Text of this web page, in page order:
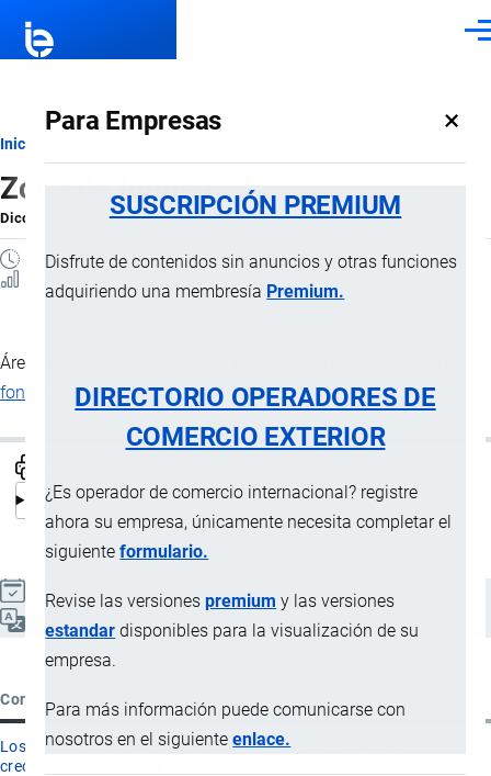
Para Empresas ×
SUSCRIPCIÓN PREMIUM
Disfrute de contenidos sin anuncios y otras funciones
adquiriendo una membresía Premium.
DIRECTORIO OPERADORES DE
COMERCIO EXTERIOR
¿Es operador de comercio internacional? registre
ahora su empresa, únicamente necesita completar el
siguienteformulario.
Revise las versionespremium y las versiones
estandar disponibles para la visualización de su
empresa.
Para más información puede comunicarse con
nosotros en el siguienteenlace.
Ruta
de
navegación
Inicio
Zona de fondeo
Diccionario porImportaciones …, 8 Septiembre, 2024
1 MINUTO
Área acuática establecida por la autoridad marítima para el
fondeo
de las naves.
Actualizado el 9 Septiembre, 2024
Español
Contenido reciente
Los 8 proyectos mineros más importantes que impulsan el
crecimiento de la minería en Ecuador